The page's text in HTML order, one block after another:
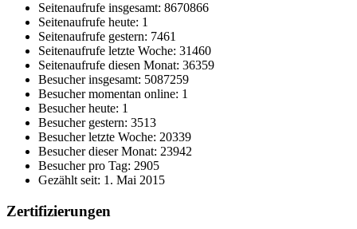
Seitenaufrufe insgesamt: 8670866
Seitenaufrufe heute: 1
Seitenaufrufe gestern: 7461
Seitenaufrufe letzte Woche: 31460
Seitenaufrufe diesen Monat: 36359
Besucher insgesamt: 5087259
Besucher momentan online: 1
Besucher heute: 1
Besucher gestern: 3513
Besucher letzte Woche: 20339
Besucher dieser Monat: 23942
Besucher pro Tag: 2905
Gezählt seit: 1. Mai 2015
Zertifizierungen